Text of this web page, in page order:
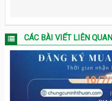
CÁC BÀI VIẾT LIÊN QUAN